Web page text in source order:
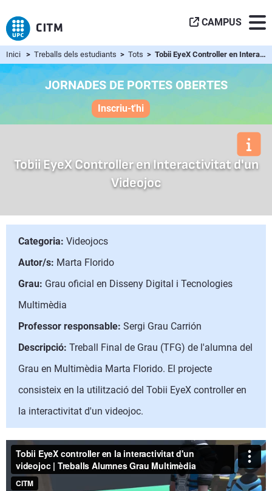
CAMPUS
Inici > Treballs dels estudiants > Tots > Tobii EyeX Controller en Interactivitat d'un Videojoc
JORNADES DE PORTES OBERTES
Inscriu-t'hi
Tobii EyeX Controller en Interactivitat d'un
Videojoc
Categoria: Videojocs
Autor/s: Marta Florido
Grau: Grau oficial en Disseny Digital i Tecnologies
Multimèdia
Professor responsable: Sergi Grau Carrión
Descripció: Treball Final de Grau (TFG) de l'alumna del
Grau en Multimèdia Marta Florido. El projecte
consisteix en la utilització del Tobii EyeX controller en
la interactivitat d'un videojoc.